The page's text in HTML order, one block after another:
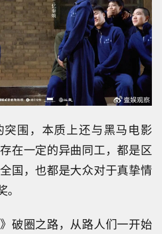
围，本质上还与黑马电影
在一定的异曲同工，都是区
国，也都是大众对于真挚情
破圈之路，从路人们一开始